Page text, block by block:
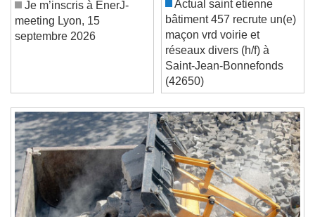
Unmute
Current Time
/
Seek to live, currently behind liveLIVE
Remaining Time-0:00
1x
Playback Rate
Chapters
Chapters
Descriptions
Je m’inscris à EnerJ-
meeting Lyon, 15
Actual saint etienne
bâtiment 457 recrute un(e)
maçon vrd voirie et
réseaux divers (h/f) à
Saint-Jean-Bonnefonds
(42650)